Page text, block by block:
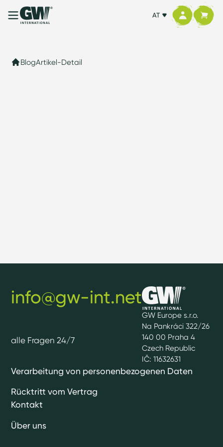
AT
BlogArtikel-Detail
GW Europe s.r.o.
Na Pankráci 322/26
140 00 Praha 4
Czech Republic
IČ: 11632631
Verarbeitung von personenbezogenen Daten
Rücktritt vom Vertrag
Kontakt
Über uns
info@gw-int.net
alle Fragen 24/7